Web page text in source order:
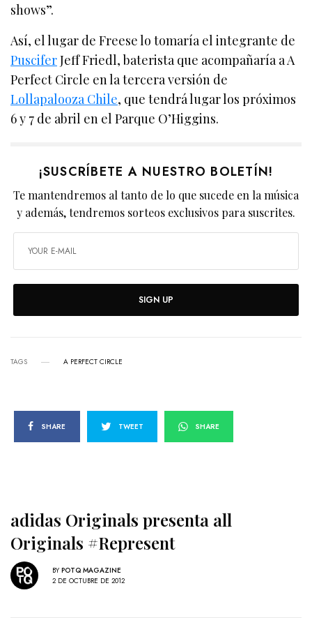
shows”.
Así, el lugar de Freese lo tomaría el integrante de
PusciferJeff Friedl, baterista que acompañaría a A
Perfect Circle en la tercera versión de
Lollapalooza Chile, que tendrá lugar los próximos
6 y 7 de abril en el Parque O’Higgins.
¡SUSCRÍBETE A NUESTRO BOLETÍN!
Te mantendremos al tanto de lo que sucede en la música
y además, tendremos sorteos exclusivos para suscrites.
SIGN UP
TAGS A PERFECT CIRCLE
SHARE TWEET SHARE
adidas Originals presenta all
Originals #Represent
BY POTQ MAGAZINE
2 DE OCTUBRE DE 2012